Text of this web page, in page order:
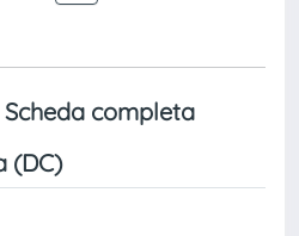
Scheda completa
(DC)